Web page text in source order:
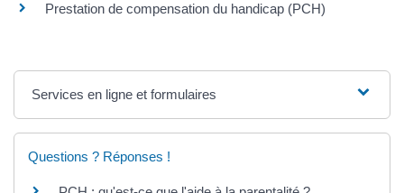
Prestation de compensation du handicap (PCH)
Services en ligne et formulaires
Questions ? Réponses !